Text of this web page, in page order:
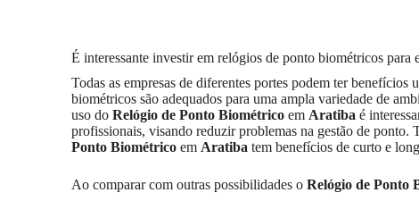
É interessante investir em relógios de ponto biométricos para
Todas as empresas de diferentes portes podem ter benefícios
biométricos são adequados para uma ampla variedade de
uso do Relógio de Ponto Biométrico em Aratiba é
profissionais, visando reduzir problemas na gestão de ponto.
Ponto Biométrico em Aratiba tem benefícios de curto e
Ao comparar com outras possibilidades o Relógio de Ponto